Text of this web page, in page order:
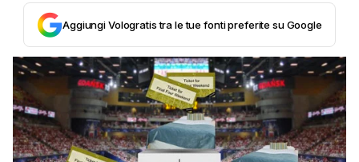
Aggiungi Vologratis tra le tue fonti preferite su Google